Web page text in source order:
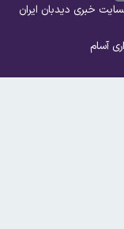
خبری دیدبان ایران
آسام